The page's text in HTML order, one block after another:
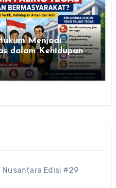
Menjadi
dalam Kehidupan
Ciri-Ciri,
Nusantara Edisi #29